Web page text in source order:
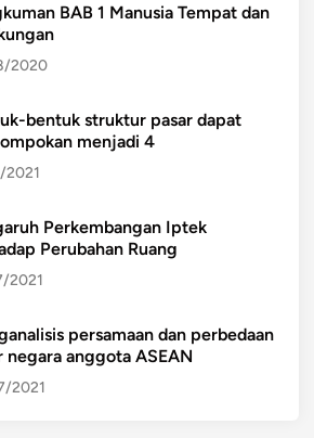
BAB 1 Manusia Tempat dan
2020
bentuk struktur pasar dapat
menjadi 4
2021
Perkembangan Iptek
Perubahan Ruang
2021
persamaan dan perbedaan
negara anggota ASEAN
2021